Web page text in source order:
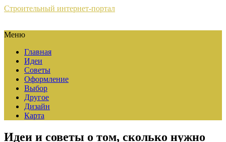
Строительный интернет-портал
Меню
Главная
Идеи
Советы
Оформление
Выбор
Другое
Дизайн
Карта
Идеи и советы о том, сколько нужно